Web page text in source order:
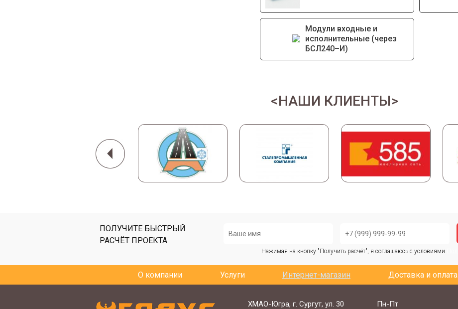
Модули входные и
исполнительные (через
БСЛ240–И)
НАШИ КЛИЕНТЫ
Нажимая на кнопку "Получить расчёт", я соглашаюсь с условиями
ПОЛУЧИТЕ БЫСТРЫЙ
РАСЧЁТ ПРОЕКТА
О компании Услуги Интернет-магазин Доставка и оплата
ХМАО-Югра, г. Сургут, ул. 30
Пн-Пт